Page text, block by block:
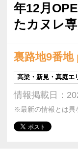
年12月
たカヌレ専
裏路地9番
高梁・新見・真庭エ
情報掲載日：
※最新の情報とは異